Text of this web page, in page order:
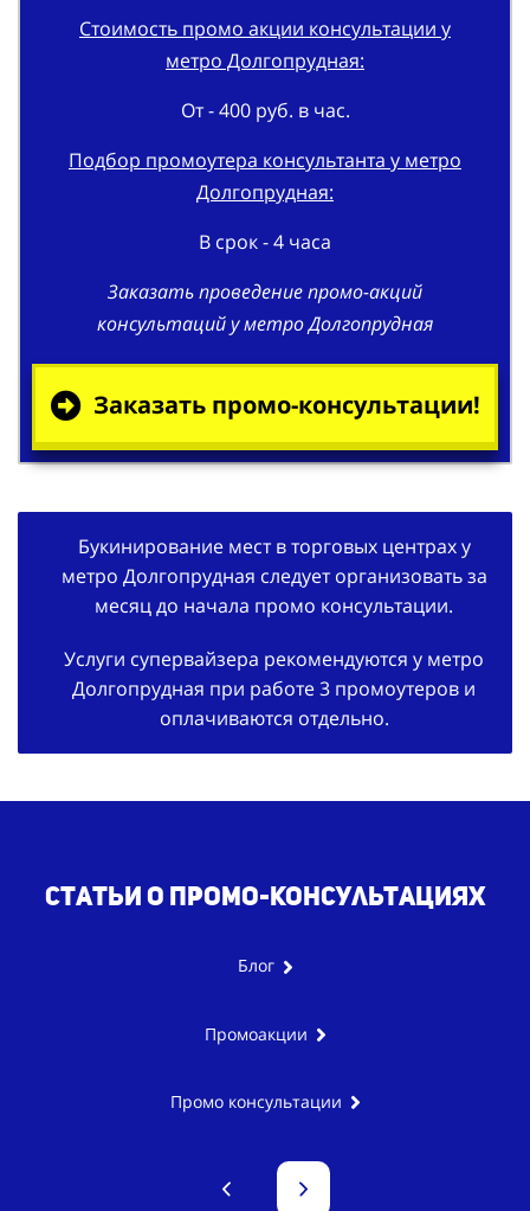
Стоимость промо акции консультации у
метро Долгопрудная:
От - 400 руб. в час.
Подбор промоутера консультанта у метро
Долгопрудная:
В срок - 4 часа
Заказать проведение промо-акций
консультаций у метро Долгопрудная
Заказать промо-консультации!
Букинирование мест в торговых центрах у
метро Долгопрудная следует организовать за
месяц до начала промо консультации.
Услуги супервайзера рекомендуются у метро
Долгопрудная при работе 3 промоутеров и
оплачиваются отдельно.
Статьи о промо-консультациях
Блог
Промоакции
Промо консультации